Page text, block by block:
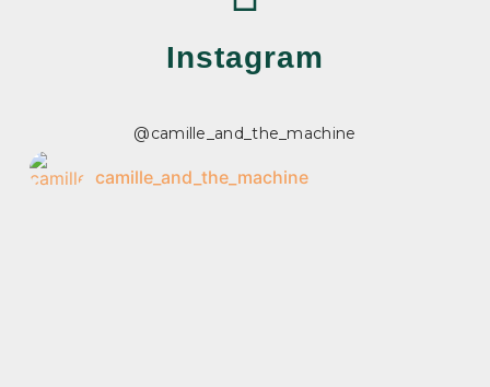
Instagram
@camille_and_the_machine
camille_and_the_machine